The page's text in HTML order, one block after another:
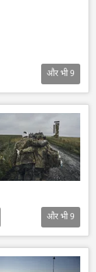
और भी9
और भी9